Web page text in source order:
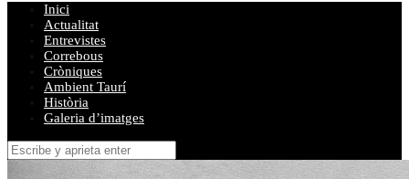
Inici
Actualitat
Entrevistes
Correbous
Cròniques
Ambient Taurí
Història
Galeria d’imatges
Buscar
por: